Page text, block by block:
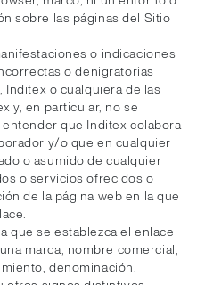
sobre las páginas del Sitio
o indicaciones
o denigratorias
Inditex o cualquiera de las
y, en particular, no se
entender que Inditex colabora
y/o que en cualquier
o asumido de cualquier
o servicios ofrecidos o
de la página web en la que
que se establezca el enlace
marca, nombre comercial,
denominación,